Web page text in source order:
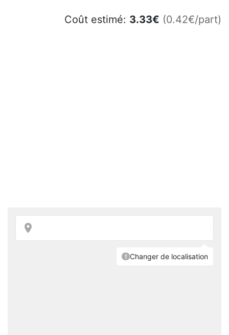
Coût estimé: 3.33€ (0.42€/part)